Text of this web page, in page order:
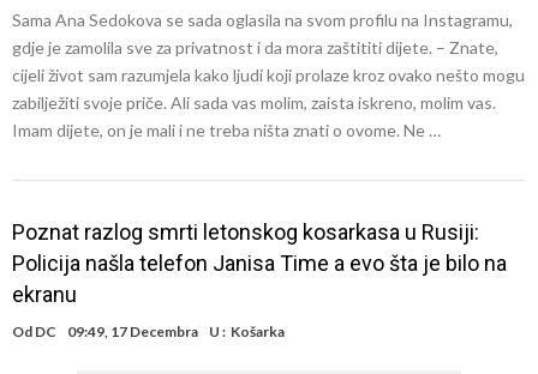
Sama Ana Sedokova se sada oglasila na svom profilu na Instagramu,
gdje je zamolila sve za privatnost i da mora zaštititi dijete. – Znate,
cijeli život sam razumjela kako ljudi koji prolaze kroz ovako nešto mogu
zabilježiti svoje priče. Ali sada vas molim, zaista iskreno, molim vas.
Imam dijete, on je mali i ne treba ništa znati o ovome. Ne …
Poznat razlog smrti letonskog kosarkasa u Rusiji:
Policija našla telefon Janisa Time a evo šta je bilo na
ekranu
Od DC 09:49, 17 Decembra U : Košarka